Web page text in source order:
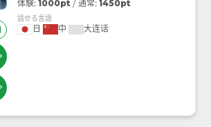
1000pt
1450pt
話せる言語
日 中 大连话